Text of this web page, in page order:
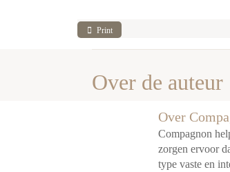
Print
Over de auteur
Over
Compagnon
zorgen ervoor
type vaste en